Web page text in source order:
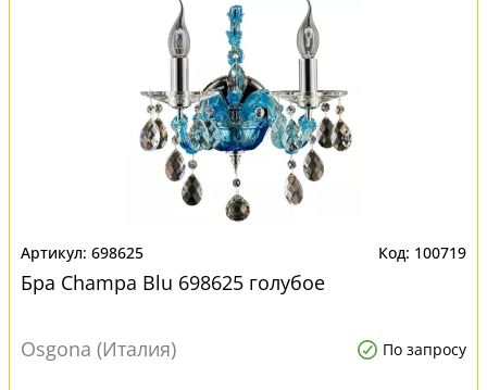
698625 100719
Бра Champa Blu 698625 голубое
Osgona (Италия) По запросу